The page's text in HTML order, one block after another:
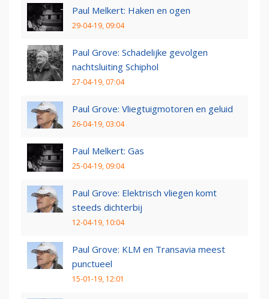
Paul Melkert: Haken en ogen
29-04-19, 09:04
Paul Grove: Schadelijke gevolgen
nachtsluiting Schiphol
27-04-19, 07:04
Paul Grove: Vliegtuigmotoren en geluid
26-04-19, 03:04
Paul Melkert: Gas
25-04-19, 09:04
Paul Grove: Elektrisch vliegen komt
steeds dichterbij
12-04-19, 10:04
Paul Grove: KLM en Transavia meest
punctueel
15-01-19, 12:01